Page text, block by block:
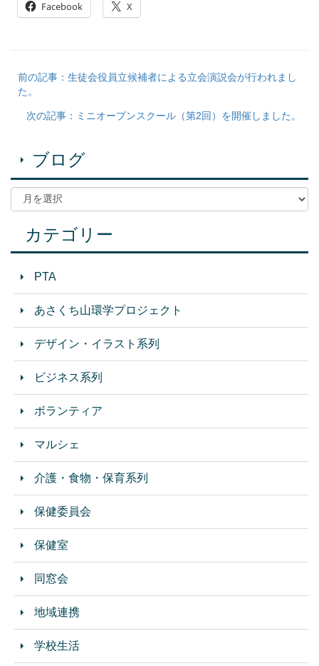
Facebook X
前の記事：生徒会役員立候補者による立会演説会が行われまし
た。
次の記事：ミニオープンスクール（第2回）を開催しました。
ブログ
カテゴリー
PTA
あさくち山環学プロジェクト
デザイン・イラスト系列
ビジネス系列
ボランティア
マルシェ
介護・食物・保育系列
保健委員会
保健室
同窓会
地域連携
学校生活